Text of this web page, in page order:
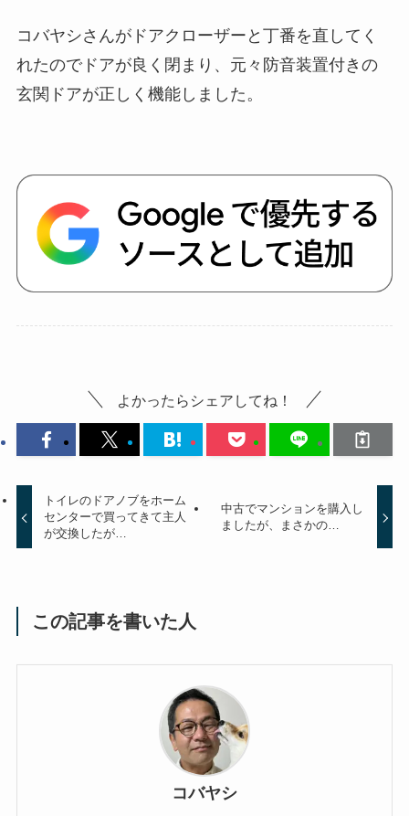
コバヤシさんがドアクローザーと丁番を直してく
れたのでドアが良く閉まり、元々防音装置付きの
玄関ドアが正しく機能しました。
よかったらシェアしてね！
トイレのドアノブをホーム
センターで買ってきて主人
が交換したが…
中古でマンションを購入し
ましたが、まさかの…
この記事を書いた人
コバヤシ